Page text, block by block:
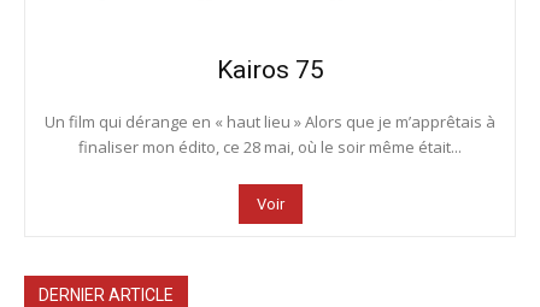
Kairos 75
Un film qui dérange en « haut lieu » Alors que je m’apprêtais à
finaliser mon édito, ce 28 mai, où le soir même était...
Voir
DERNIER ARTICLE